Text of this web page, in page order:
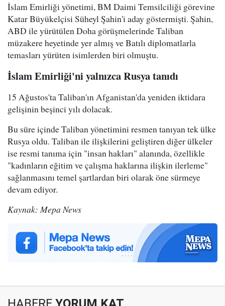
İslam Emirliği yönetimi, BM Daimi Temsilciliği görevine
Katar Büyükelçisi Süheyl Şahin'i aday göstermişti. Şahin,
ABD ile yürütülen Doha görüşmelerinde Taliban
müzakere heyetinde yer almış ve Batılı diplomatlarla
temasları yürüten isimlerden biri olmuştu.
İslam Emirliği'ni yalnızca Rusya tanıdı
15 Ağustos'ta Taliban'ın Afganistan'da yeniden iktidara
gelişinin beşinci yılı dolacak.
Bu süre içinde Taliban yönetimini resmen tanıyan tek ülke
Rusya oldu. Taliban ile ilişkilerini geliştiren diğer ülkeler
ise resmi tanıma için "insan hakları" alanında, özellikle
"kadınların eğitim ve çalışma haklarına ilişkin ilerleme"
sağlanmasını temel şartlardan biri olarak öne sürmeye
devam ediyor.
Kaynak: Mepa News